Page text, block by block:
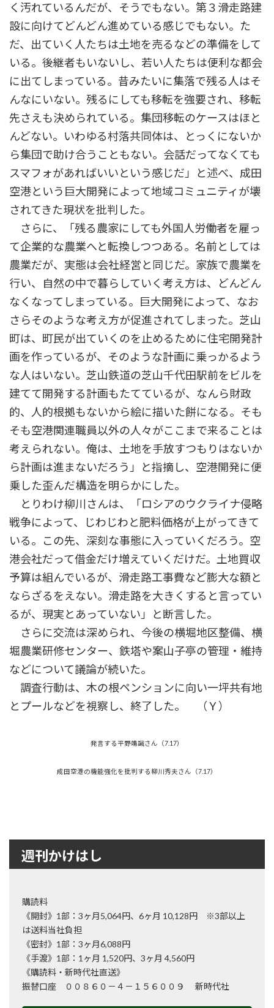
く汚れているんだが、そうでもない。第３滑走路建
設に向けてどんどん進めている感じでもない。た
だ、出ていく人たちは土地を売るなどの準備をして
いる。後継者もいないし、若い人たちは便利な都会
に出てしまっている。昔みたいに集落で残る人はそ
んなにいない。残るにしても移転を強要され、移転
先さえも決められている。集団移転のケースはほと
んどない。いわゆる村落共同体は、とっくにないか
ら集団で助け合うこともない。会話だってなくても
スマフォがあればいいという感じだ」と述べ、成田
空港という巨大開発によって地域コミュニティが壊
されてきた現状を批判した。
さらに、「残る農家にしても外国人労働者を雇っ
て企業的な農業へと転換しつつある。名前としては
農業だが、実態は会社経営と同じだ。家族で農業を
行い、自然の中で暮らしていく考え方は、どんどん
なくなってしまっている。巨大開発によって、なお
さらそのような考え方が促進されてしまった。芝山
町は、町民が出ていくのを止めるために住宅開発計
画を作っているが、そのような計画に乗っかるよう
な人はいない。芝山鉄道の芝山千代田駅前をビルを
建てて開発する計画もたてているが、なんら財政
的、人的根拠もないから絵に描いた餅になる。そも
そも空港関連職員以外の人々がここまで来ることは
考えられない。俺は、土地を手放すつもりはないか
ら計画は進まないだろう」と指摘し、空港開発に便
乗した歪んだ構造を明らかにした。
とりわけ柳川さんは、「ロシアのウクライナ侵略
戦争によって、じわじわと肥料価格が上がってきて
いる。この先、深刻な事態に入っていくだろう。空
港会社だって借金だけ増えていくだけだ。土地買収
予算は組んでいるが、滑走路工事費など膨大な額と
ならざるをえない。滑走路を大きくすると言ってい
るが、現実とあっていない」と断言した。
さらに交流は深められ、今後の横堀地区整備、横
堀農業研修センター、鉄塔や案山子亭の管理・維持
などについて議論が続いた。
調査行動は、木の根ペンションに向い一坪共有地
とプールなどを視察し、終了した。 （Ｙ）
発言する平野靖識さん（7.17）
成田空港の機能強化を批判する柳川秀夫さん（7.17）
週刊かけはし
購読料
《開封》1部：3ヶ月5,064円、6ヶ月 10,128円 ※3部以上
は送料当社負担
《密封》1部：3ヶ月6,088円
《手渡》1部：1ヶ月 1,520円、3ヶ月 4,560円
《購読料・新時代社直送》
振替口座 ００８６０－４－１５６００９ 新時代社